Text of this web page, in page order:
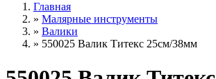
Главная
» Малярные инструменты
» Валики
» 550025 Валик Титекс 25см/38мм